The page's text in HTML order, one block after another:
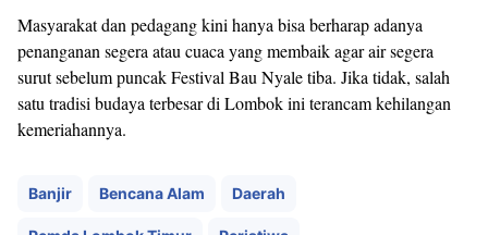
Masyarakat dan pedagang kini hanya bisa berharap adanya
penanganan segera atau cuaca yang membaik agar air segera
surut sebelum puncak Festival Bau Nyale tiba. Jika tidak, salah
satu tradisi budaya terbesar di Lombok ini terancam kehilangan
kemeriahannya.
Banjir Bencana Alam Daerah